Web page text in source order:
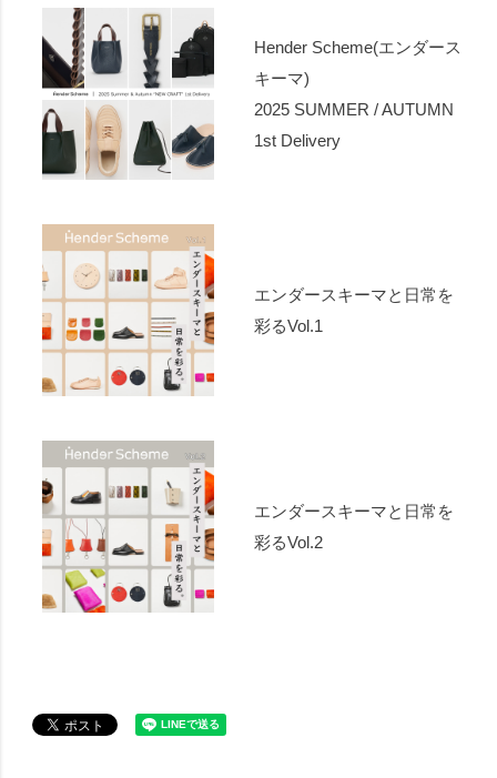
Hender Scheme(エンダース
キーマ)
2025 SUMMER / AUTUMN
1st Delivery
エンダースキーマと日常を
彩るVol.1
エンダースキーマと日常を
彩るVol.2